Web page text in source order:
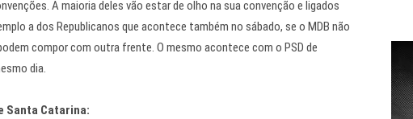
A maioria deles vão estar de olho na sua convenção e ligados
a dos Republicanos que acontece também no sábado, se o MDB não
compor com outra frente. O mesmo acontece com o PSD de
dia.
Santa Catarina: